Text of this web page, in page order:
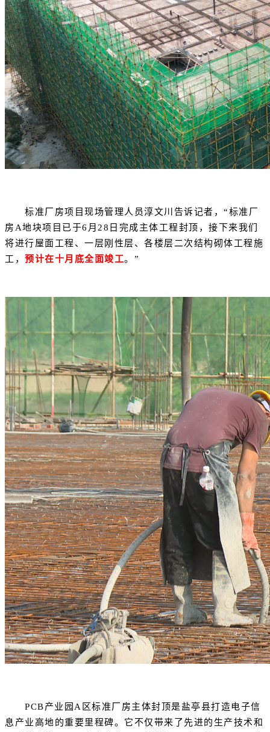
标准厂房项目现场管理人员淳文川告诉记者，“标准厂
房A地块项目已于6月28日完成主体工程封顶，接下来我们
将进行屋面工程、一层刚性层、各楼层二次结构砌体工程施
工， 预计在十月底全面竣工。”
PCB产业园A区标准厂房主体封顶是盐亭县打造电子信
息产业高地的重要里程碑。它不仅带来了先进的生产技术和